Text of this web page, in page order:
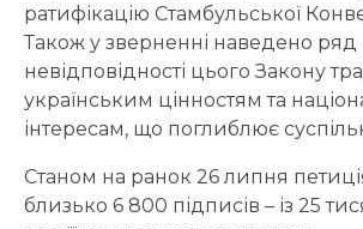
ратифікацію Стамбульської
Також у зверненні наведено
невідповідності цього Закону
українським цінностям та
інтересам, що поглиблює
Станом на ранок 26 липня
близько 6 800 підписів – із 25